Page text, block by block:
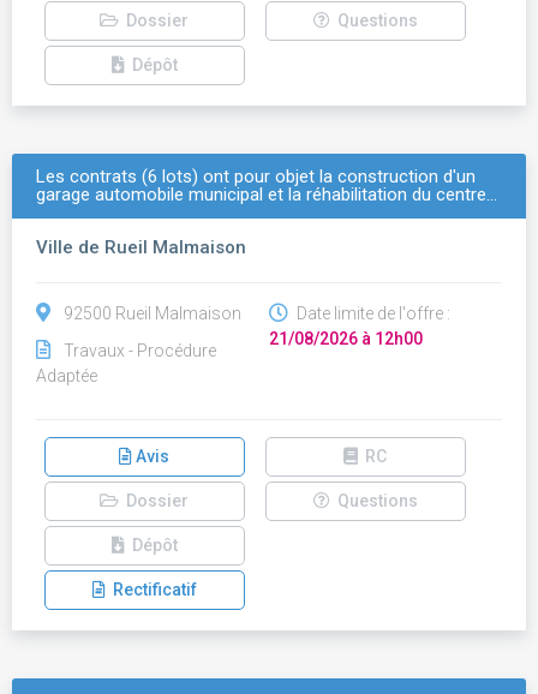
Dossier Questions
Dépôt
Les contrats (6 lots) ont pour objet la construction d'un
garage automobile municipal et la réhabilitation du centre…
Ville de Rueil Malmaison
92500 Rueil Malmaison
Travaux - Procédure
Adaptée
Date limite de l'offre :
21/08/2026 à 12h00
Avis RC
Dossier Questions
Dépôt
Rectificatif